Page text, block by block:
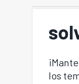
los